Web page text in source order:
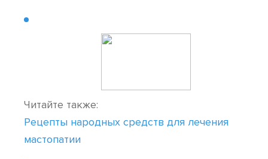
Читайте также:
Рецепты народных средств для лечения
мастопатии